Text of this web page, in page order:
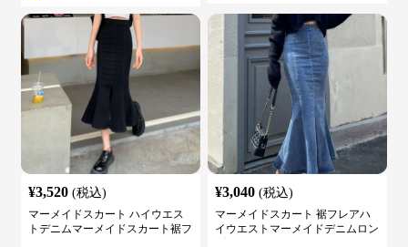
¥3,520 (税込)
マーメイドスカート ハイウエス
トデニムマーメイドスカート裾フ
¥3,040 (税込)
マーメイドスカート 裾フレアハ
イウエストマーメイドデニムロン